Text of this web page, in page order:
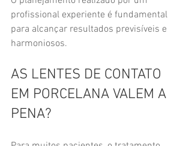
profissional experiente é fundamental
para alcançar resultados previsíveis e
harmoniosos.
AS LENTES DE CONTATO
EM PORCELANA VALEM A
PENA?